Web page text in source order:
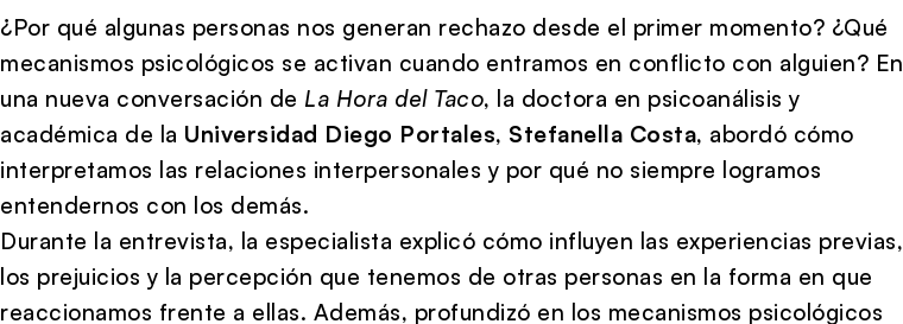
¿Por qué algunas personas nos generan rechazo desde el primer momento? ¿Qué
mecanismos psicológicos se activan cuando entramos en conflicto con alguien? En
una nueva conversación de La Hora del Taco, la doctora en psicoanálisis y
académica de la Universidad Diego Portales, Stefanella Costa, abordó cómo
interpretamos las relaciones interpersonales y por qué no siempre logramos
entendernos con los demás.
Durante la entrevista, la especialista explicó cómo influyen las experiencias previas,
los prejuicios y la percepción que tenemos de otras personas en la forma en que
reaccionamos frente a ellas. Además, profundizó en los mecanismos psicológicos